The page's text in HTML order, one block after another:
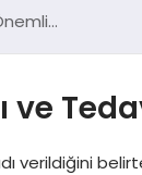
ve
verildiğini